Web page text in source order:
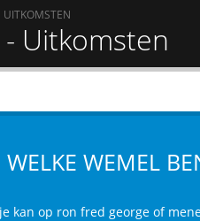
UITKOMSTEN
Uitkomsten
WEMEL
kan op ron fred george of